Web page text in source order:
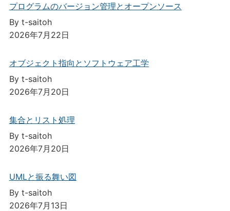
プログラムのバージョン管理とオープンソース
By t-saitoh
2026年7月22日
オブジェクト指向とソフトウェア工学
By t-saitoh
2026年7月20日
集合とリスト処理
By t-saitoh
2026年7月20日
UMLと振る舞い図
By t-saitoh
2026年7月13日